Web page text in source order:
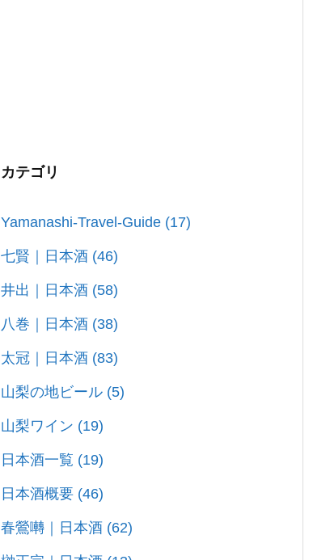
カテゴリ
Yamanashi-Travel-Guide (17)
七賢｜日本酒 (46)
井出｜日本酒 (58)
八巻｜日本酒 (38)
太冠｜日本酒 (83)
山梨の地ビール (5)
山梨ワイン (19)
日本酒一覧 (19)
日本酒概要 (46)
春鶯囀｜日本酒 (62)